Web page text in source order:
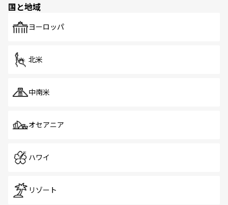
で、ホーカーズは地元の風情を楽しめる外せないスポット
国と地域
ヨーロッパ
北米
中南米
オセアニア
ハワイ
リゾート